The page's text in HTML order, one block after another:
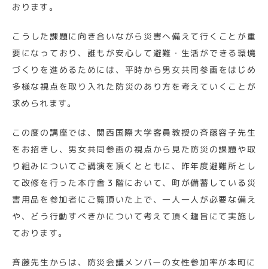
おります。
こうした課題に向き合いながら災害へ備えて行くことが重
要になっており、誰もが安心して避難・生活ができる環境
づくりを進めるためには、平時から男女共同参画をはじめ
多様な視点を取り入れた防災のあり方を考えていくことが
求められます。
この度の講座では、関西国際大学客員教授の斉藤容子先生
をお招きし、男女共同参画の視点から見た防災の課題や取
り組みについてご講演を頂くとともに、昨年度避難所とし
て改修を行った本庁舎３階において、町が備蓄している災
害用品を参加者にご覧頂いた上で、一人一人が必要な備え
や、どう行動すべきかについて考えて頂く趣旨にて実施し
ております。
斉藤先生からは、防災会議メンバーの女性参加率が本町に